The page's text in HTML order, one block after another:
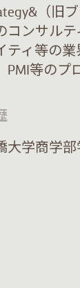
（旧
コンサル
ティ等の
PMI等のプ
大学商学